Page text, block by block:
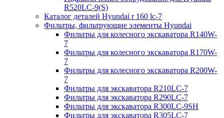
R520LC-9(S)
Каталог деталей Hyundai r 160 lc-7
Фильтры, фильтрующие элементы Hyundai
Фильтры для колесного экскаватора R140W-
7
Фильтры для колесного экскаватора R170W-
7
Фильтры для колесного экскаватора R200W-
7
Фильтры для экскаватора R210LC-7
Фильтры для экскаватора R290LC-7
Фильтры для экскаватора R300LC-9SH
Фильтры для экскаватора R305LC-7